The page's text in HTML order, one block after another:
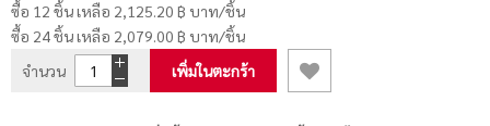
ซื้อ 12 ชิ้น เหลือ 2,125.20 ฿ บาท/ชิ้น
ซื้อ 24 ชิ้น เหลือ 2,079.00 ฿ บาท/ชิ้น
จำนวน
เพิ่มในตะกร้า